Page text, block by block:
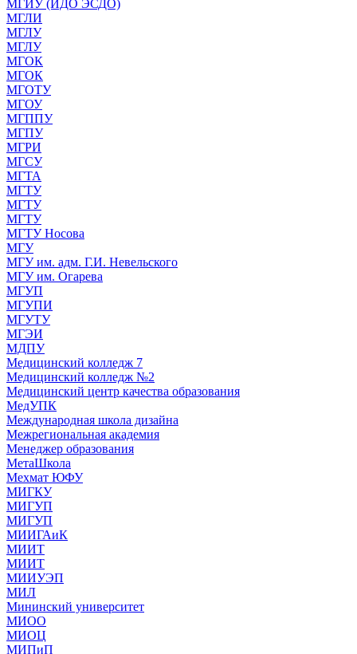
МГИУ (ИДО ЭСДО)
МГЛИ
МГЛУ
МГЛУ
МГОК
МГОК
МГОТУ
МГОУ
МГППУ
МГПУ
МГРИ
МГСУ
МГТА
МГТУ
МГТУ
МГТУ
МГТУ Носова
МГУ
МГУ им. адм. Г.И. Невельского
МГУ им. Огарева
МГУП
МГУПИ
МГУТУ
МГЭИ
МДПУ
Медицинский колледж 7
Медицинский колледж №2
Медицинский центр качества образования
МедУПК
Международная школа дизайна
Межрегиональная академия
Менеджер образования
МетаШкола
Мехмат ЮФУ
МИГКУ
МИГУП
МИГУП
МИИГАиК
МИИТ
МИИТ
МИИУЭП
МИЛ
Мининский университет
МИОО
МИОЦ
МИПиП